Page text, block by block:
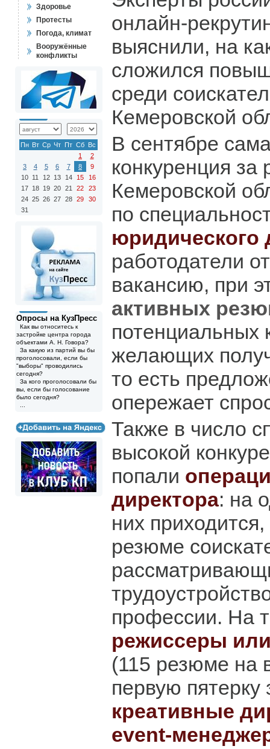
Здоровье
Протесты
Погода, климат
Вооружённые
конфликты
Пн Вт Ср Чт Пт Сб Вс
1
2
3
4 5 6 7 8
9
10 11 12 13 14 15
16
17 18 19 20 21 22
23
24 25 26 27 28 29
30
31
Опросы на КузПресс
Как вы относитесь к
застройке центра города
объектами А. Н. Говора?
За какую из партий вы бы
проголосовали, если бы
"выборы" проводились
сегодня?
За кого проголосовали бы
вы, если бы голосование
было сегодня?
онлайн-
выяснили, на
сложился
среди
Кемеровской
В сентябре
конкуренция за
Кемеровской
по
юридического
работодатели
вакансию, при
активных
потенциальных
желающих
то есть
опережает
Также в число
высокой
попали
директора: на
них
резюме
профессии. На
режиссеры
(115 резюме на
первую
креативные
event-